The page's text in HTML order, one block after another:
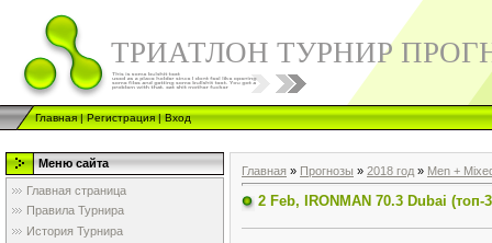
ТРИАТЛОН ТУРНИР
Главная|Регистрация|Вход
Меню сайта
Главная страница
Правила Турнира
История Турнира
Главная » Прогнозы » 2018 год » Men +
2 Feb, IRONMAN 70.3 Dubai (топ-